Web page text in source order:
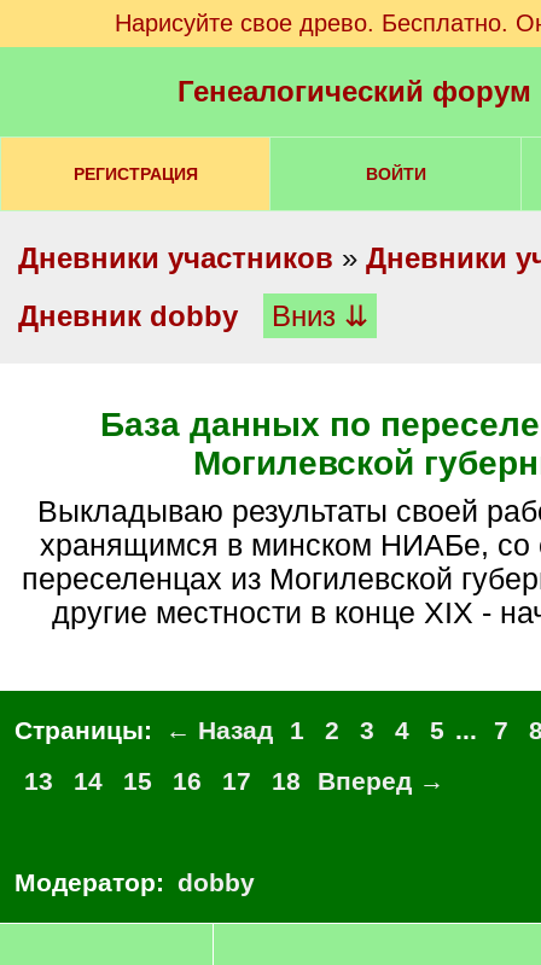
Нарисуйте свое древо. Бесплатно.
Генеалогический
РЕГИСТРАЦИЯ ВОЙТИ
Дневники участников » Дневники
Дневник dobby
Вниз ⇊
База данных по
Могилевской
Выкладываю результаты своей работы по делам,
хранящимся в минском НИАБе, со
переселенцах из Могилевской
другие местности в конце XIX -
Страницы: ← Назад 1 2 3 4 5 ... 7
13
14 15 16 17 18 Вперед →
Модератор: dobby